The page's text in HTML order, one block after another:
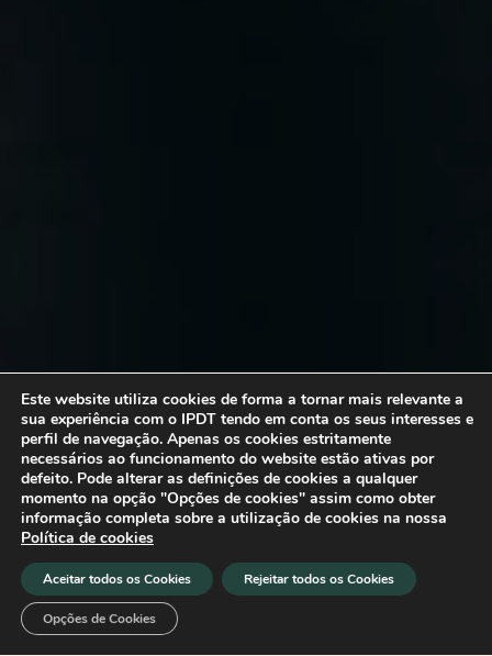
Este website utiliza cookies de forma a tornar mais relevante a
sua experiência com o IPDT tendo em conta os seus interesses e
perfil de navegação. Apenas os cookies estritamente
necessários ao funcionamento do website estão ativas por
defeito. Pode alterar as definições de cookies a qualquer
momento na opção "Opções de cookies" assim como obter
informação completa sobre a utilização de cookies na nossa
Política de cookies
Aceitar todos os Cookies Rejeitar todos os Cookies
Opções de Cookies